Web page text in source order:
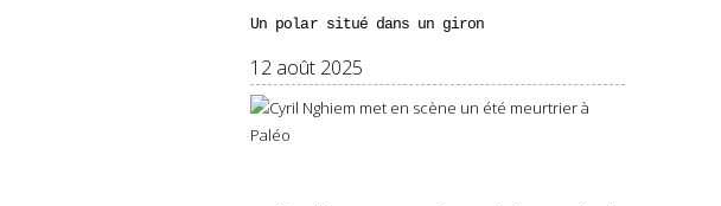
Un polar situé dans un giron
12 août 2025